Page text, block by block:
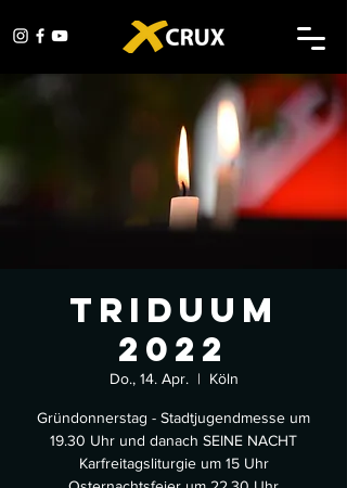
Triduum
2022
Do., 14. Apr.
  |
Köln
Gründonnerstag - Stadtjugendmesse um
19.30 Uhr und danach SEINE NACHT
Karfreitagsliturgie um 15 Uhr